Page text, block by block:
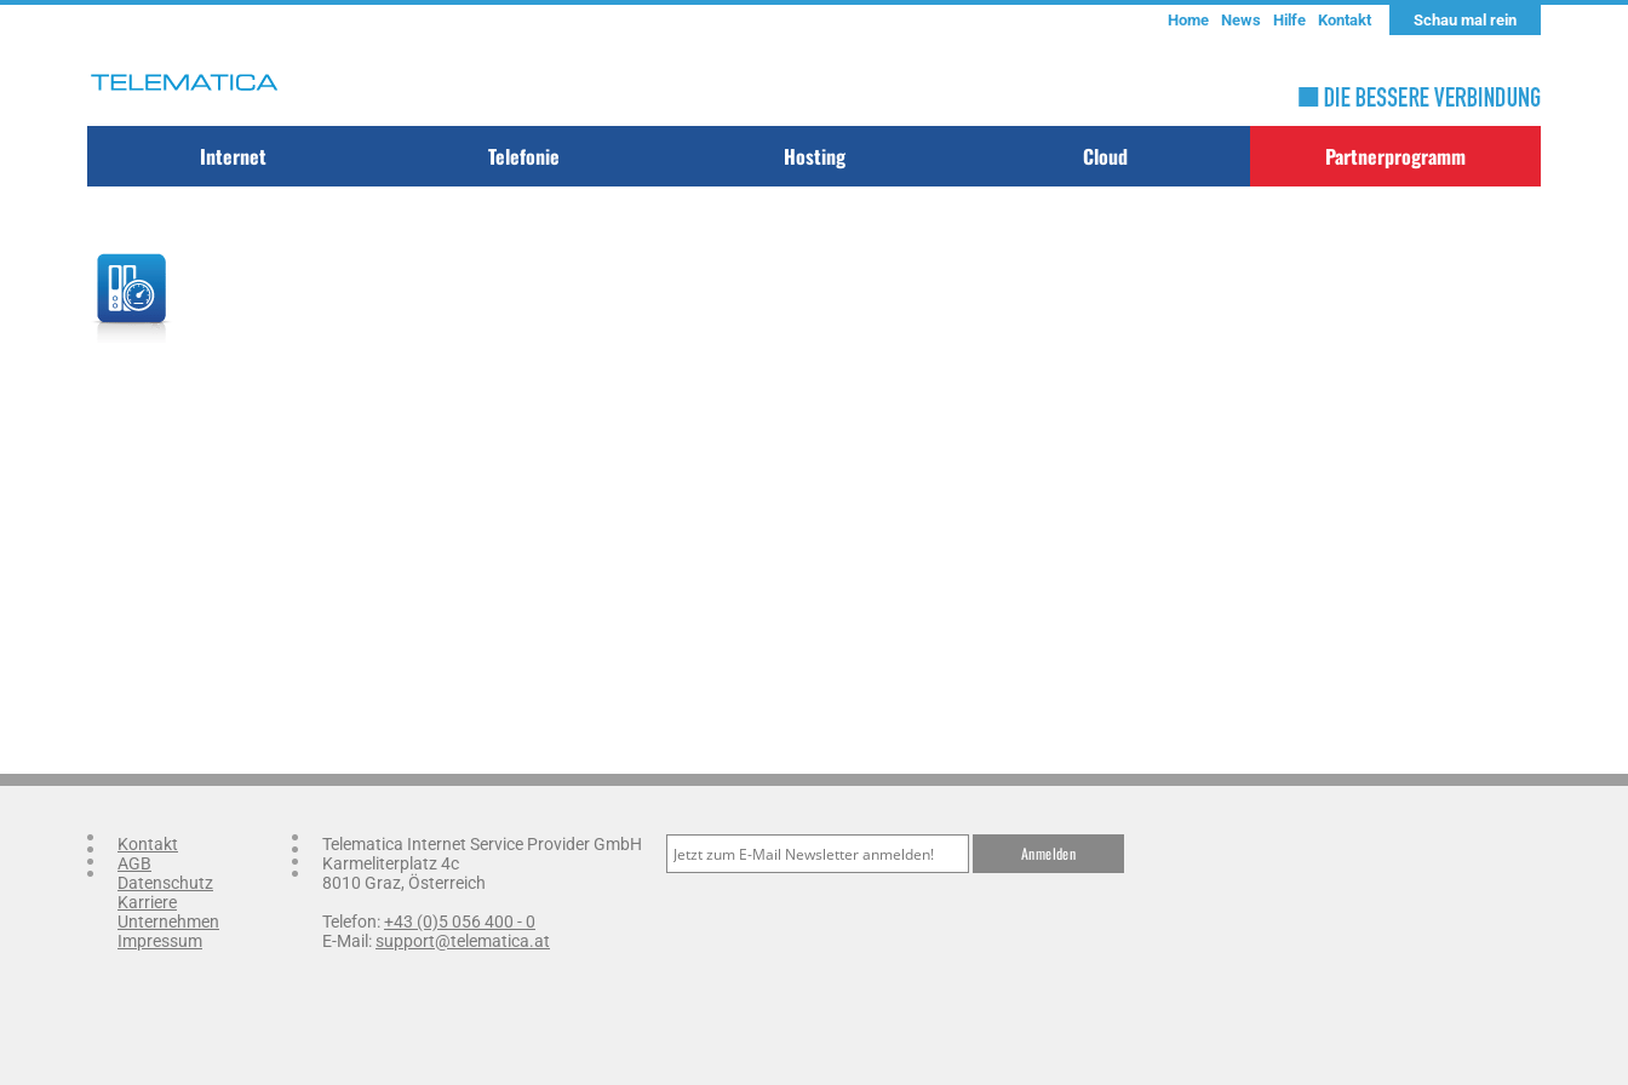
Schau mal rein
Home News Hilfe Kontakt
Internet Telefonie Hosting Cloud Partnerprogramm
Kontakt
AGB
Datenschutz
Karriere
Unternehmen
Impressum
Telematica Internet Service Provider GmbH
Karmeliterplatz 4c
8010 Graz, Österreich
Telefon:+43 (0)5 056 400 - 0
E-Mail: support@telematica.at